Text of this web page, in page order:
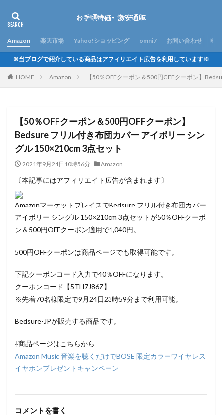
Amazon 楽天市場 Yahoo!ショッピング omni7 お問い合わせ
※当ブログで紹介している商品はアフィリエイト広告を利用しています※
HOME Amazon 【50％OFFクーポン＆500円OFFクーポン】
【50％OFFクーポン＆500円OFFクーポン】
Bedsure フリル付き布団カバー アイボリー シン
グル 150×210cm 3点セット
2021年9月24日10時56分 Amazon
〔本記事にはアフィリエイト広告が含まれます〕
AmazonマーケットプレイスでBedsure フリル付き布団カバー
アイボリー シングル 150×210cm 3点セットが50％OFFクーポ
ン＆500円OFFクーポン適用で1,040円。
500円OFFクーポンは商品ページでも取得可能です。
下記クーポンコード入力で40％OFFになります。
クーポンコード【5TH7J86Z】
※先着70名様限定で9月24日23時59分まで利用可能。
Bedsure-JPが販売する商品です。
⇩商品ページはこちらから
Amazon Music 音楽を聴くだけでBOSE 限定カラーワイヤレス
イヤホンプレゼントキャンペーン
コメントを書く